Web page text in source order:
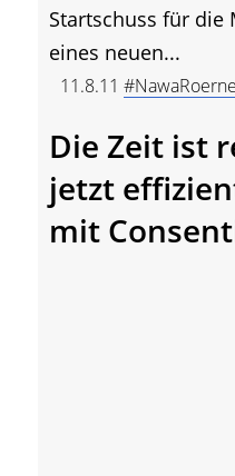
Startschuss für die
eines neuen...
11.8.11
Die Zeit ist
jetzt
mit